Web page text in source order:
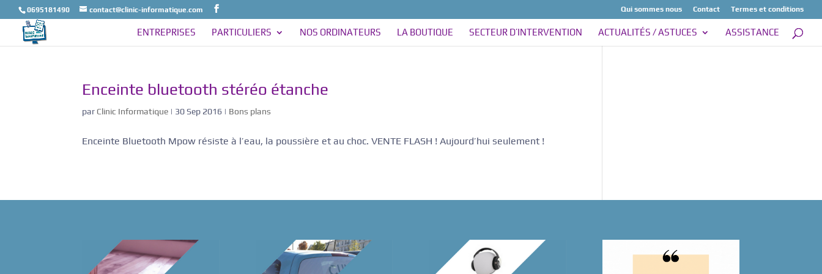
0695181490 contact@clinic-informatique.com Qui sommes nous Contact Termes et conditions
ENTREPRISES PARTICULIERS NOS ORDINATEURS LA BOUTIQUE SECTEUR D’INTERVENTION ACTUALITÉS / ASTUCES ASSISTANCE
Enceinte bluetooth stéréo étanche
par Clinic Informatique | 30 Sep 2016 | Bons plans
Enceinte Bluetooth Mpow résiste à l’eau, la poussière et au choc. VENTE FLASH ! Aujourd’hui seulement !